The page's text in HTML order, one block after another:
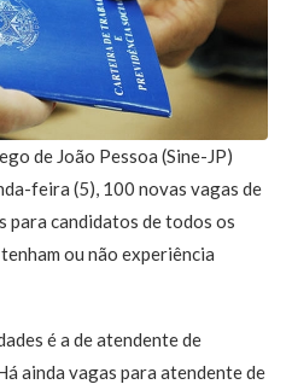
de João Pessoa (Sine-JP)
feira (5), 100 novas vagas de
para candidatos de todos os
ou não experiência
é a de atendente de
ainda vagas para atendente de